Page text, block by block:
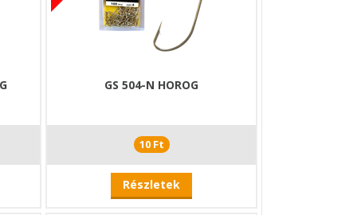
GS 504-N HOROG
10 Ft
Részletek